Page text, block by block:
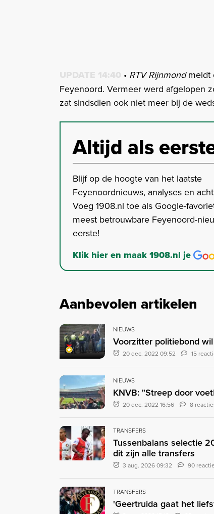
UPDATE 14:40 • RTV Rijnmondmeldt
Feyenoord. Vermeer werd afgelopen
zat sindsdien ook niet meer bij de
Altijd als
Blijf op de hoogte van het laatste
Feyenoordnieuws, analyses en
Voeg 1908.nl toe als Google-
meest betrouwbare Feyenoord-
eerste!
Klik hier en maak 1908.nl je
Aanbevolen artikelen
NIEUWS
Voorzitter politiebond
20 dec. 2022 09:52 15
NIEUWS
KNVB: "Streep door
20 dec. 2022 16:56 8
TRANSFERS
Tussenbalans selectie
dit zijn alle transfers
3 aug. 2026 09:32 90
TRANSFERS
'Geertruida gaat het